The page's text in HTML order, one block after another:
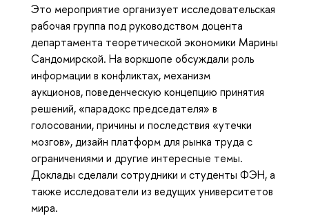
Это мероприятие организует исследовательская
рабочая группа под руководством доцента
департамента теоретической экономики Марины
Сандомирской. На воркшопе обсуждали роль
информации в конфликтах, механизм
аукционов, поведенческую концепцию принятия
решений, «парадокс председателя» в
голосовании, причины и последствия «утечки
мозгов», дизайн платформ для рынка труда с
ограничениями и другие интересные темы.
Доклады сделали сотрудники и студенты ФЭН, а
также исследователи из ведущих университетов
мира.